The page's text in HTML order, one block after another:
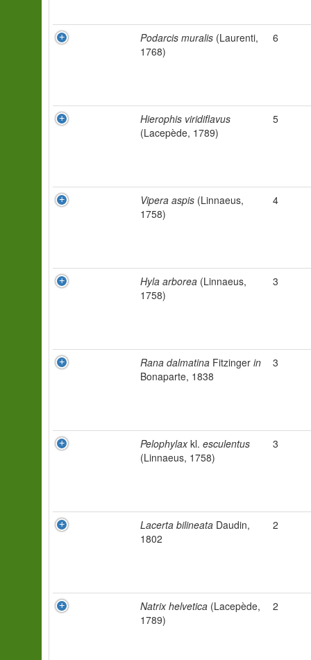
Podarcis muralis (Laurenti,
1768)
6
Hierophis viridiflavus
(Lacepède, 1789)
5
Vipera aspis (Linnaeus,
1758)
4
Hyla arborea (Linnaeus,
1758)
3
Rana dalmatina Fitzinger in
Bonaparte, 1838
3
Pelophylaxkl. esculentus
(Linnaeus, 1758)
3
Lacerta bilineata Daudin,
1802
2
Natrix helvetica (Lacepède,
1789)
2